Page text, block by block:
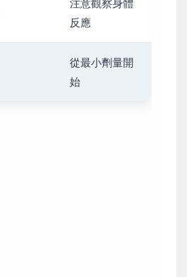
注意觀察身體
反應
從最小劑量開
始